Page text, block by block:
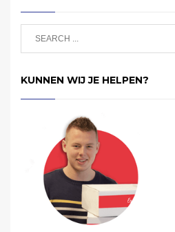
KUNNEN WIJ JE HELPEN?